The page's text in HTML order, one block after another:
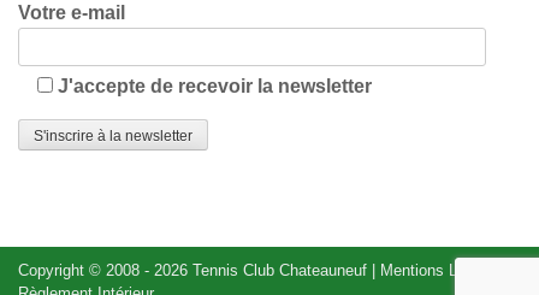
Votre e-mail
J'accepte de recevoir la newsletter
Copyright © 2008 - 2026 Tennis Club Chateauneuf Mentions Légales